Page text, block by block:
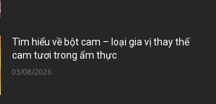
Tìm hiểu về bột cam – loại gia vị thay thế
cam tươi trong ẩm thực
03/08/2026